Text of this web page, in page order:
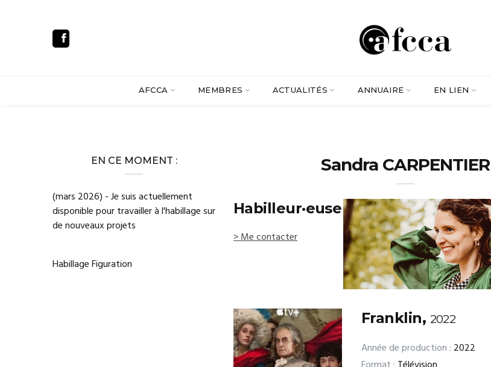
AFCCA MEMBRES ACTUALITÉS ANNUAIRE EN LIEN
Sandra CARPENTIER
Habilleur·euse
> Me contacter
Franklin, 2022
Année de production : 2022
EN CE MOMENT :
(mars 2026) - Je suis actuellement
disponible pour travailler à l'habillage sur
de nouveaux projets
Habillage Figuration